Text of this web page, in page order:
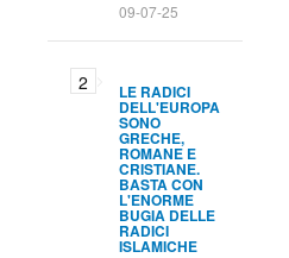
09-07-25
LE RADICI
DELL'EUROPA
SONO
GRECHE,
ROMANE E
CRISTIANE.
BASTA CON
L'ENORME
BUGIA DELLE
RADICI
ISLAMICHE